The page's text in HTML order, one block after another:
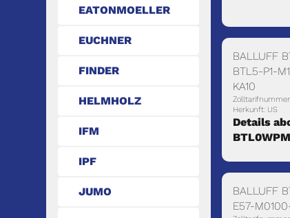
EATONMOELLER
EUCHNER
FINDER
HELMHOLZ
IFM
IPF
JUMO
BALLUFF
BTL5-P1-
KA10
Herkunft: US
Details
BTL0WPM
BALLUFF
E57-